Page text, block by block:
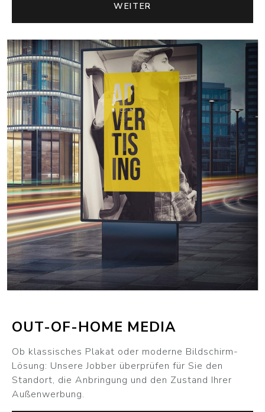
WEITER
WEITER
OUT-OF-HOME MEDIA
Ob klassisches Plakat oder moderne Bildschirm-
Lösung: Unsere Jobber überprüfen für Sie den
Standort, die Anbringung und den Zustand Ihrer
Außenwerbung.